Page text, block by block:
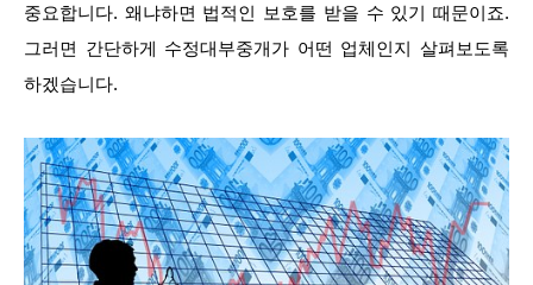
중요합니다. 왜냐하면 법적인 보호를 받을 수 있기 때문이죠.
그러면 간단하게 수정대부중개가 어떤 업체인지 살펴보도록
하겠습니다.